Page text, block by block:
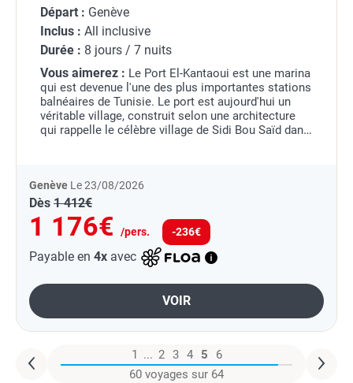
Départ : Genève
Inclus : All inclusive
Durée : 8 jours / 7 nuits
Vous aimerez : Le Port El-Kantaoui est une marina
qui est devenue l'une des plus importantes stations
balnéaires de Tunisie. Le port est aujourd'hui un
véritable village, construit selon une architecture
qui rappelle le célèbre village de Sidi Bou Saïd dans
Genève Le 23/08/2026
Dès 1 412€
1 176€ /pers. -236€
Payable en 4x avec
VOIR
1 ... 2 3 4 5
6
60 voyages sur 64